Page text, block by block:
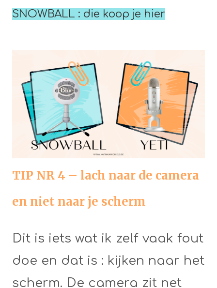
SNOWBALL : die koop je hier
TIP NR 4 – lach naar de camera
en niet naar je scherm
Dit is iets wat ik zelf vaak fout
doe en dat is : kijken naar het
scherm. De camera zit net